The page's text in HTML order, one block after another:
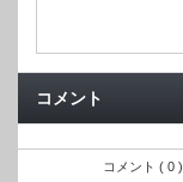
コメント
コメント ( 0 )